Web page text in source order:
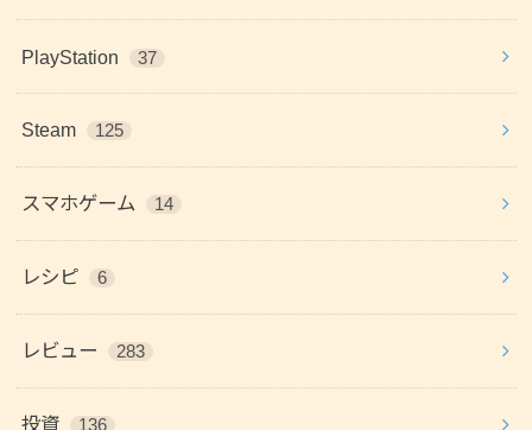
PlayStation 37
Steam 125
スマホゲーム 14
レシピ 6
レビュー 283
投資 136